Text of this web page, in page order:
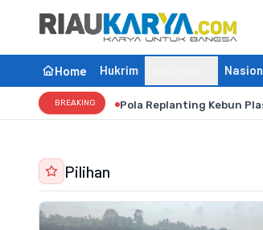
Home Hukrim
BREAKING Pola Replanting Kebun
Pilihan